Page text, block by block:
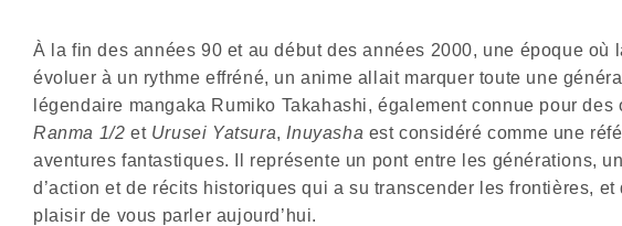
À la fin des années 90 et au début des années 2000, une époque où
évoluer à un rythme effréné, un anime allait marquer toute une
légendaire mangaka Rumiko Takahashi, également connue pour
Ranma 1/2 et Urusei Yatsura, Inuyasha est considéré comme une
aventures fantastiques. Il représente un pont entre les générations,
d’action et de récits historiques qui a su transcender les frontières,
plaisir de vous parler aujourd’hui.